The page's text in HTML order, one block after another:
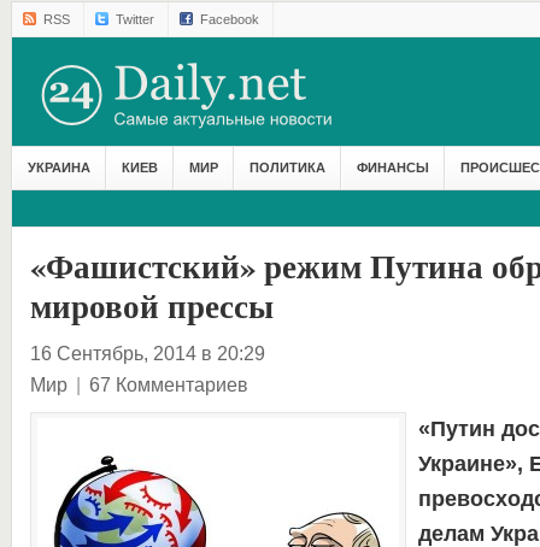
RSS Twitter Facebook
УКРАИНА КИЕВ МИР ПОЛИТИКА ФИНАНСЫ
«Фашистский» режим Путина
мировой прессы
16 Сентябрь, 2014 в 20:29
Мир | 67 Комментариев
«Путин
Украине»,
делам